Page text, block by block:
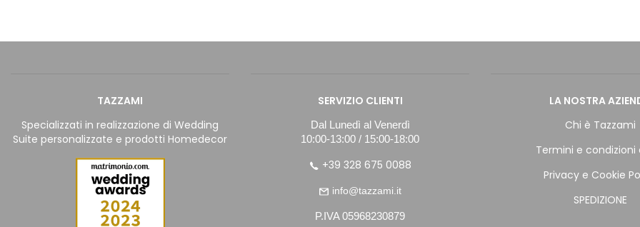
TAZZAMI
Specializzati in realizzazione di Wedding
Suite personalizzate e prodotti Homedecor
SERVIZIO CLIENTI
Dal Lunedì al Venerdì
10:00-13:00 / 15:00-18:00
+39 328 675 0088
info@tazzami.it
P.IVA 05968230879
LA NOSTRA
Chi è Tazzami
Termini e condizioni
Privacy e Cookie
SPEDIZIONE